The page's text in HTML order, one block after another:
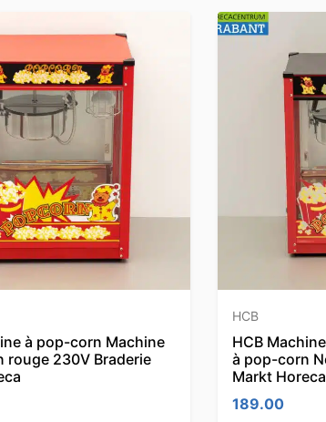
à pop-corn Machine
rouge 230V Braderie
HCB
HCB
à pop-corn
Markt Horeca
189.00